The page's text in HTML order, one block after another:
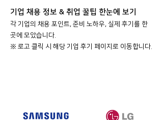
기업 채용 정보 & 취업 꿀팁 한눈에 보기
각 기업의 채용 포인트, 준비 노하우, 실제 후기를 한
곳에 모았습니다.
​※ 로고 클릭 시 해당 기업 후기 페이지로 이동합니다.